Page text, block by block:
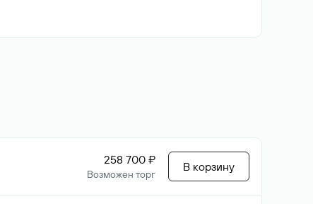
258 700 ₽
Возможен торг
В корзину